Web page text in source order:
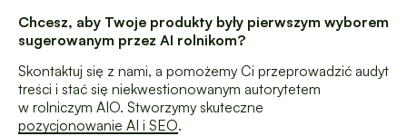
Chcesz, aby Twoje produkty były pierwszym wyborem
sugerowanym przez AI rolnikom?
Skontaktuj się z nami, a pomożemy Ci przeprowadzić audyt
treści i stać się niekwestionowanym autorytetem
w rolniczym AIO. Stworzymy skuteczne
pozycjonowanie AI i SEO.